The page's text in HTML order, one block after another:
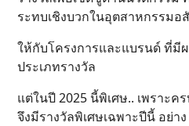
ระทบเชิงบวกในอุตสาหกรรม
ให้กับโครงการและแบรนด์ ที่มี
ประเภทรางวัล
แต่ในปี 2025 นี้พิเศษ.. เพราะค
จึงมีรางวัลพิเศษเฉพาะปีนี้ อย่า